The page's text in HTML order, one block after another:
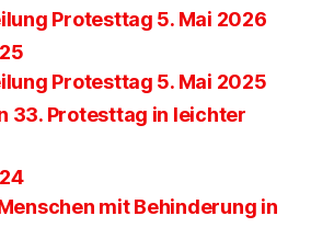
Protesttag 5. Mai 2026
Protesttag 5. Mai 2025
33. Protesttag in leichter
mit Behinderung in